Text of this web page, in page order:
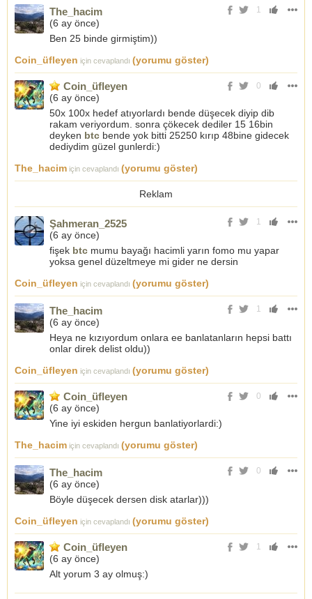
1
The_hacim
(6 ay önce)
Ben 25 binde girmiştim))
Coin_üfleyen için cevaplandı (yorumu göster)
0
Coin_üfleyen
(6 ay önce)
50x 100x hedef atıyorlardı bende düşecek diyip dib
rakam veriyordum. sonra çökecek dediler 15 16bin
deyken btc bende yok bitti 25250 kırıp 48bine gidecek
dediydim güzel gunlerdi:)
The_hacim için cevaplandı (yorumu göster)
Reklam
1
Şahmeran_2525
(6 ay önce)
fişek btc mumu bayağı hacimli yarın fomo mu yapar
yoksa genel düzeltmeye mi gider ne dersin
Coin_üfleyen için cevaplandı (yorumu göster)
1
The_hacim
(6 ay önce)
Heya ne kızıyordum onlara ee banlatanların hepsi battı
onlar direk delist oldu))
Coin_üfleyen için cevaplandı (yorumu göster)
0
Coin_üfleyen
(6 ay önce)
Yine iyi eskiden hergun banlatiyorlardi:)
The_hacim için cevaplandı (yorumu göster)
0
The_hacim
(6 ay önce)
Böyle düşecek dersen disk atarlar)))
Coin_üfleyen için cevaplandı (yorumu göster)
1
Coin_üfleyen
(6 ay önce)
Alt yorum 3 ay olmuş:)